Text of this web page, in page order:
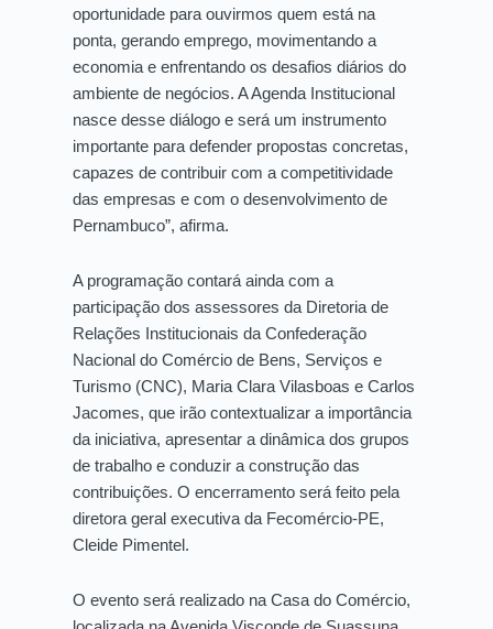
oportunidade para ouvirmos quem está na
ponta, gerando emprego, movimentando a
economia e enfrentando os desafios diários do
ambiente de negócios. A Agenda Institucional
nasce desse diálogo e será um instrumento
importante para defender propostas concretas,
capazes de contribuir com a competitividade
das empresas e com o desenvolvimento de
Pernambuco”, afirma.
A programação contará ainda com a
participação dos assessores da Diretoria de
Relações Institucionais da Confederação
Nacional do Comércio de Bens, Serviços e
Turismo (CNC), Maria Clara Vilasboas e Carlos
Jacomes, que irão contextualizar a importância
da iniciativa, apresentar a dinâmica dos grupos
de trabalho e conduzir a construção das
contribuições. O encerramento será feito pela
diretora geral executiva da Fecomércio-PE,
Cleide Pimentel.
O evento será realizado na Casa do Comércio,